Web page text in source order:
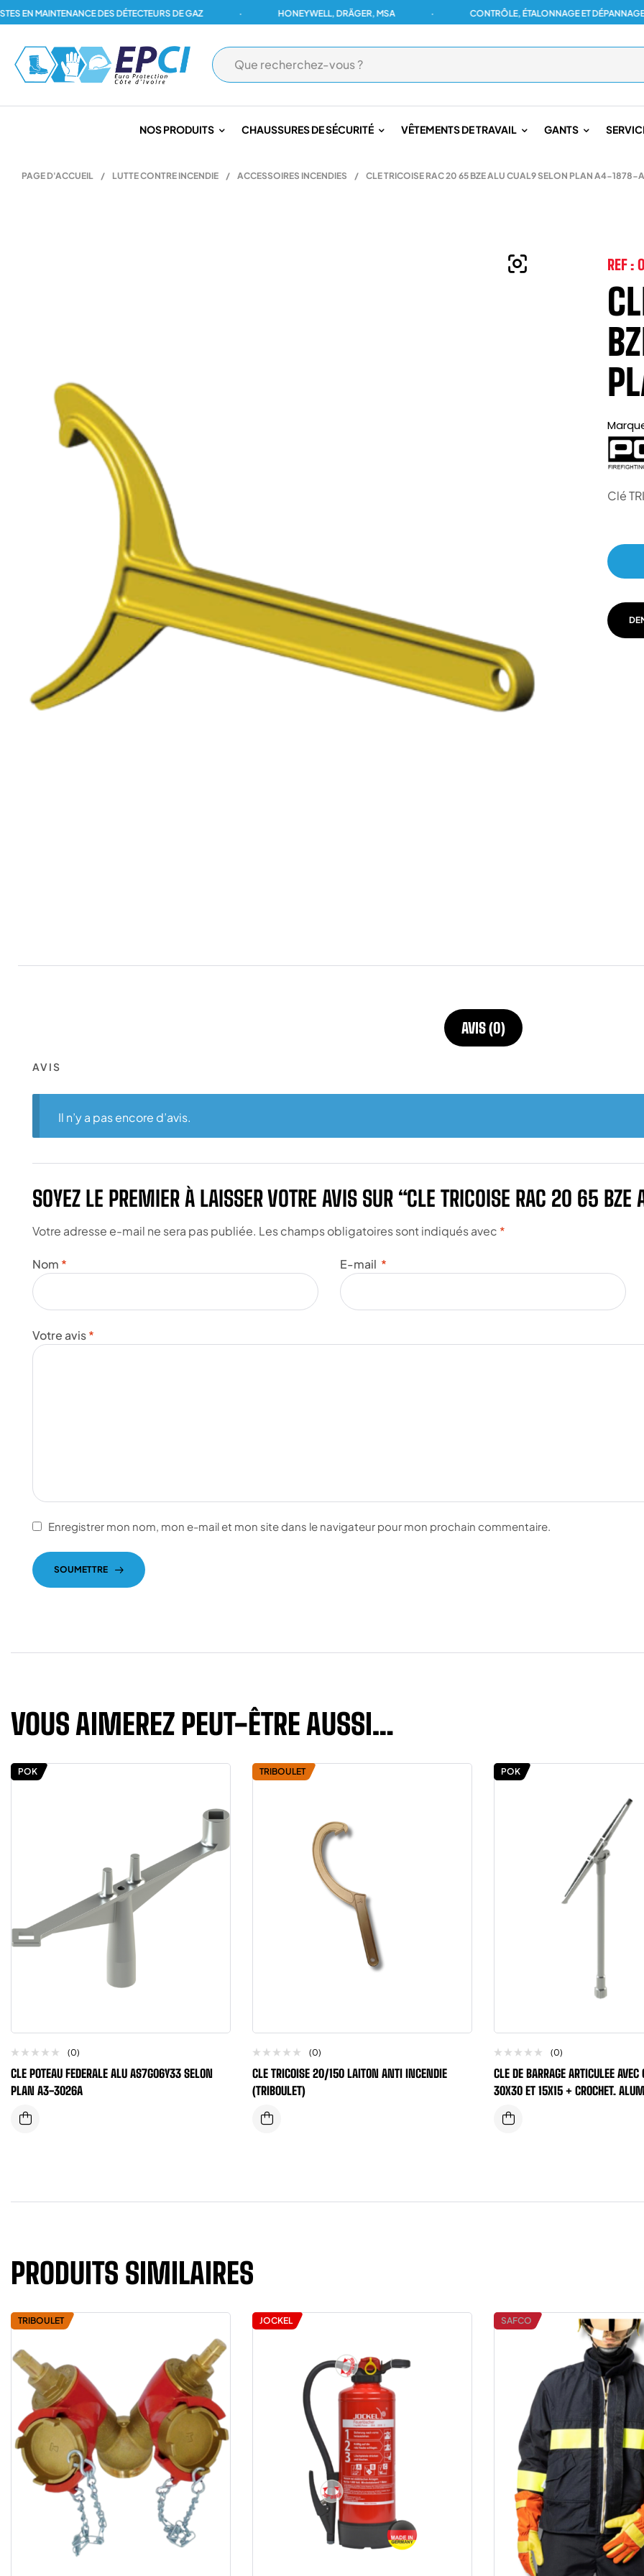
MAINTENANCE DES DÉTECTEURS DE GAZ HONEYWELL, DRÄGER, MSA CONTRÔLE, ÉTALONNAGE ET DÉPANNAGE
NOS PRODUITS CHAUSSURES DE SÉCURITÉ VÊTEMENTS DE TRAVAIL GANTS
PAGE D'ACCUEIL / LUTTE CONTRE INCENDIE / ACCESSOIRES INCENDIES / CLE TRICOISE RAC 20 65 BZE ALU CUAL9 SELON PLAN A4-1878-A
REF :
Clé
AVIS (0)
AVIS
Il n’y a pas encore d’avis.
SOYEZ LE PREMIER À LAISSER VOTRE AVIS SUR “CLE TRICOISE RAC 20 65
Votre adresse e-mail ne sera pas publiée. Les champs obligatoires sont indiqués avec *
Votre avis*
Nom * E-mail *
Enregistrer mon nom, mon e-mail et mon site dans le navigateur pour mon prochain commentaire.
SOUMETTRE
VOUS AIMEREZ PEUT-ÊTRE AUSSI…
POK
(0)
CLE POTEAU FEDERALE ALU AS7G06Y33 SELON
PLAN A3-3026A
TRIBOULET
(0)
CLE TRICOISE 20/150 LAITON ANTI INCENDIE
(TRIBOULET)
POK
(0)
CLE DE BARRAGE ARTICULEE AVEC
30X30 ET 15X15 + CROCHET.
PRODUITS SIMILAIRES
TRIBOULET JOCKEL SAFCO